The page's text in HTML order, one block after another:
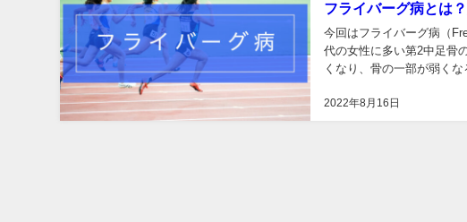
フライバーグ病とは
2022年8月16日
今回はフライバーグ病（
代の女性に多い第2中足骨
くなり、骨の一部が弱く